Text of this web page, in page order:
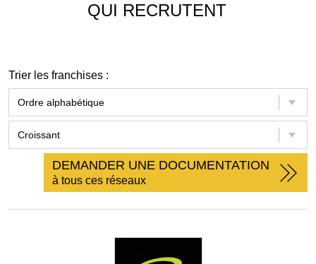
QUI RECRUTENT
Trier les franchises :
DEMANDER UNE DOCUMENTATION
à tous ces réseaux